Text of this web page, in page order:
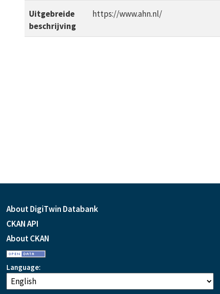
Uitgebreide
beschrijving
https://www.ahn.nl/
About DigiTwin Databank
CKAN API
About CKAN
Language